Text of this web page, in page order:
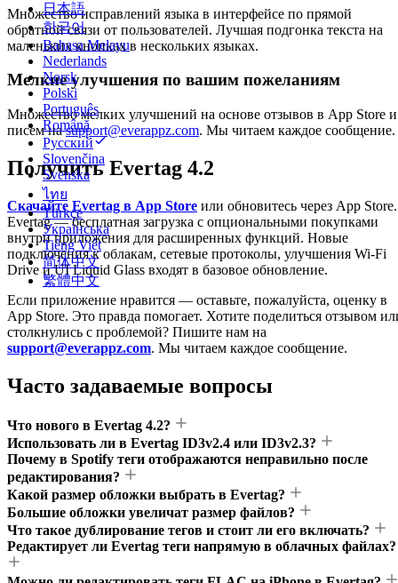
日本語
한국어
Bahasa Melayu
Nederlands
Norsk
Polski
Português
Română
Русский
Slovenčina
Svenska
ไทย
Türkçe
Українська
Tiếng Việt
简体中文
繁體中文
Множество исправлений языка в интерфейсе по прямой
обратной связи от пользователей. Лучшая подгонка текста на
маленьких кнопках в нескольких языках.
Мелкие улучшения по вашим пожеланиям
Множество мелких улучшений на основе отзывов в App Store и
писем наsupport@everappz.com. Мы читаем каждое сообщение.
Получить Evertag 4.2
Скачайте Evertag в App Store или обновитесь через App Store.
Evertag — бесплатная загрузка с опциональными покупками
внутри приложения для расширенных функций. Новые
подключения к облакам, сетевые протоколы, улучшения Wi-Fi
Drive и UI Liquid Glass входят в базовое обновление.
Если приложение нравится — оставьте, пожалуйста, оценку в
App Store. Это правда помогает. Хотите поделиться отзывом
столкнулись с проблемой? Пишите нам на
support@everappz.com. Мы читаем каждое сообщение.
Часто задаваемые вопросы
Что нового в Evertag 4.2?
Использовать ли в Evertag ID3v2.4 или ID3v2.3?
Почему в Spotify теги отображаются неправильно после
редактирования?
Какой размер обложки выбрать в Evertag?
Большие обложки увеличат размер файлов?
Что такое дублирование тегов и стоит ли его включать?
Редактирует ли Evertag теги напрямую в облачных файлах?